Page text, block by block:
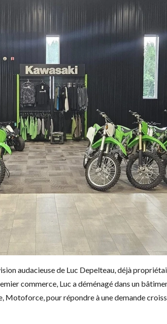
audacieuse de Luc Depelteau, déjà
commerce, Luc a déménagé dans un
Motoforce, pour répondre à une demande